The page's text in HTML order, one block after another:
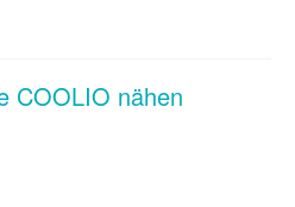
COOLIO nähen